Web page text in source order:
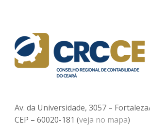
Av. da Universidade, 3057 –
CEP – 60020-181 (veja no mapa)